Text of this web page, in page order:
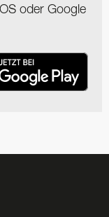
oder Google